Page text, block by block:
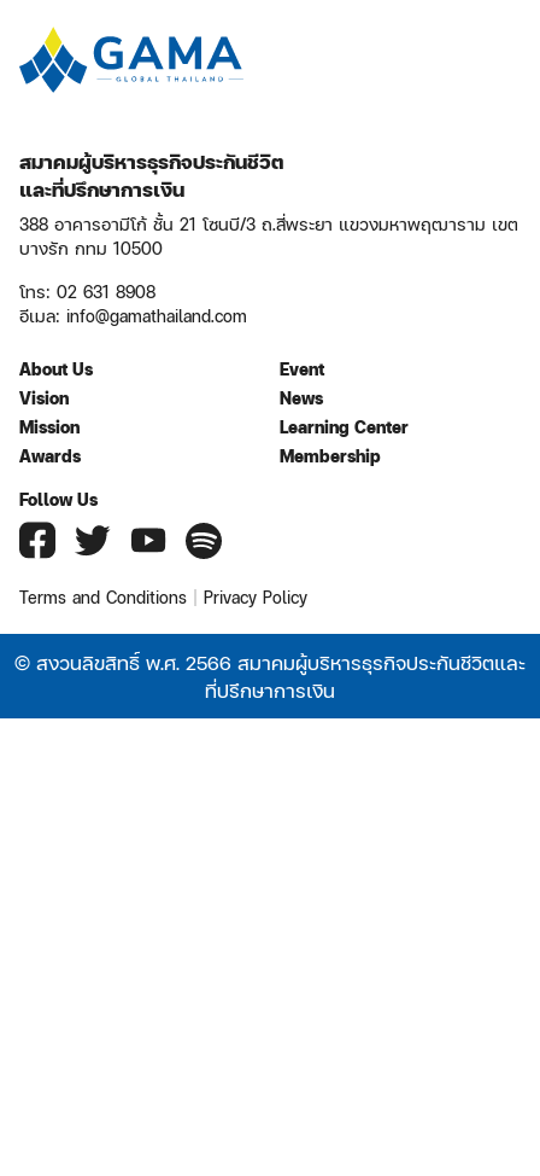
สมาคมผู้บริหารธุรกิจประกันชีวิต
และที่ปรึกษาการเงิน
388 อาคารอามีโก้ ชั้น 21 โซนบี/3 ถ.สี่พระยา แขวงมหาพฤฒาราม เขต
บางรัก กทม 10500
โทร: 02 631 8908
อีเมล: info@gamathailand.com
About Us
Vision
Mission
Awards
Event
News
Learning Center
Membership
Follow Us
Terms and Conditions | Privacy Policy
© สงวนลิขสิทธิ์ พ.ศ. 2566 สมาคมผู้บริหารธุรกิจประกันชีวิตและ
ที่ปรึกษาการเงิน